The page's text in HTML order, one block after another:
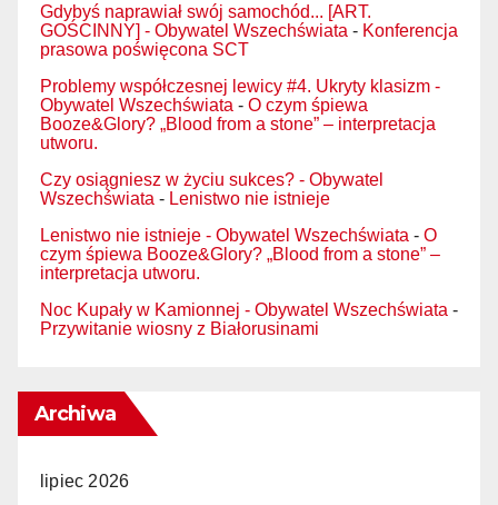
Gdybyś naprawiał swój samochód... [ART.
GOŚCINNY] - Obywatel Wszechświata - Konferencja
prasowa poświęcona SCT
Problemy współczesnej lewicy #4. Ukryty klasizm -
Obywatel Wszechświata - O czym śpiewa
Booze&Glory? „Blood from a stone” – interpretacja
utworu.
Czy osiągniesz w życiu sukces? - Obywatel
Wszechświata - Lenistwo nie istnieje
Lenistwo nie istnieje - Obywatel Wszechświata - O
czym śpiewa Booze&Glory? „Blood from a stone” –
interpretacja utworu.
Noc Kupały w Kamionnej - Obywatel Wszechświata -
Przywitanie wiosny z Białorusinami
Archiwa
lipiec 2026